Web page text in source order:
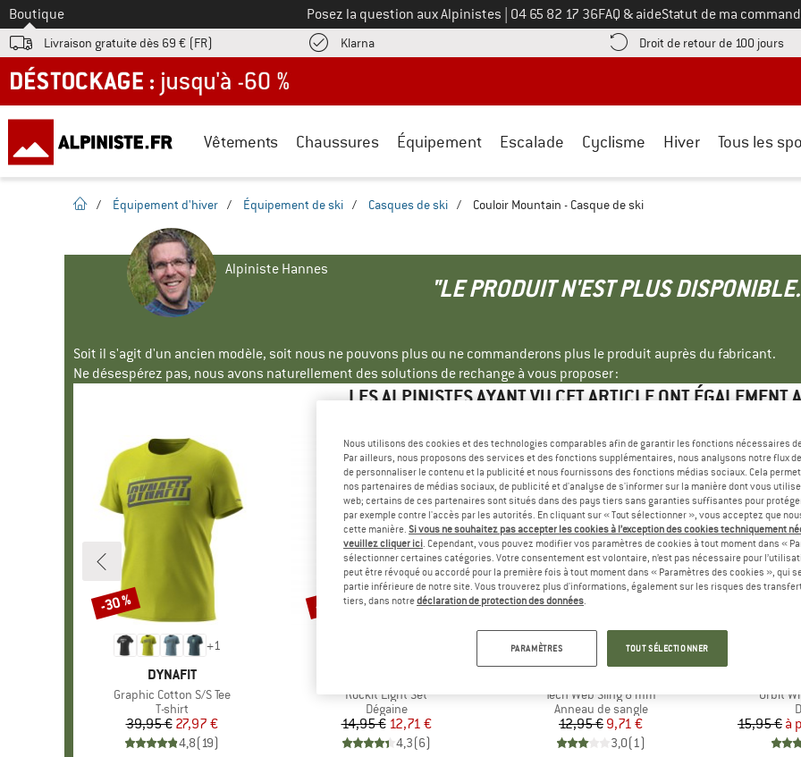
Vers le
Boutique Posez la question aux Alpinistes Appelez-nous au
04 65 82 17 36FAQ & aideStatut de ma
Livraison gratuite dès 69 € (FR) KlarnaTrouve les informations de paiement ici ! Ouvre une boîte d'information
Droit de retour de 100 jours
DÉSTOCKAGE : jusqu'à -60 %
Vêtements Chaussures Équipement Escalade Cyclisme Hiver Tous les
Page d'accueil
/ Équipement d'hiver / Équipement de ski / Casques de ski / Couloir Mountain - Casque de ski
Alpiniste Hannes
"LE PRODUIT N'EST PLUS
Soit il s'agit d'un ancien modèle, soit nous ne pouvons plus ou ne commanderons plus le produit auprès du fabricant.
Ne désespérez pas, nous avons naturellement des solutions de rechange à vous proposer :
LES ALPINISTES AYANT VU CET ARTICLE ONT ÉGALEMENT
+1
MARQUE
DYNAFIT
Article
Graphic Cotton S/S Tee
Product group
T-shirt
Prix
39,95 €Prix réduit
27,97 €
4,8(19)
Remise
-30 %
Article
Rockit Light Set
Product group
Dégaine
Prix
14,95 €Prix réduit
12,71 €
4,3(6)
Remise
-15 %
Article
Tech Web Sling 8 mm
Product group
Anneau de sangle
Prix
12,95 €Prix réduit
9,71 €
3,0(1)
Remise
-25 %
Article
Orbit
15,95 € à
Nous utilisons des cookies et des technologies comparables afin de garantir les fonctions nécessaires
Par ailleurs, nous proposons des services et des fonctions supplémentaires, nous analysons notre flux
de personnaliser le contenu et la publicité et nous fournissons des fonctions médias sociaux. Cela
nos partenaires de médias sociaux, de publicité et d'analyse de s'informer sur la manière dont vous
web; certains de ces partenaires sont situés dans des pays tiers sans garanties suffisantes pour
par exemple contre l'accès par les autorités. En cliquant sur « Tout sélectionner », vous acceptez que
cette manière. Si vous ne souhaitez pas accepter les cookies à l’exception des cookies techniquement
veuillez cliquer ici. Cependant, vous pouvez modifier vos paramètres de cookies à tout moment dans «
sélectionner certaines catégories. Votre consentement est volontaire, n’est pas nécessaire pour
peut être révoqué ou accordé pour la première fois à tout moment dans « Paramètres des cookies », qui
partie inférieure de notre site. Vous trouverez plus d'informations, également sur les risques des
tiers, dans notredéclaration de protection des données.
PARAMÈTRES TOUT SÉLECTIONNER